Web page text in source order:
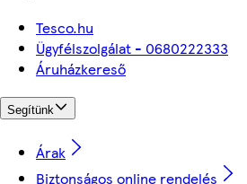
Tesco.hu
Ügyfélszolgálat - 0680222333
Áruházkereső
Segítünk
Árak
Biztonságos online rendelés